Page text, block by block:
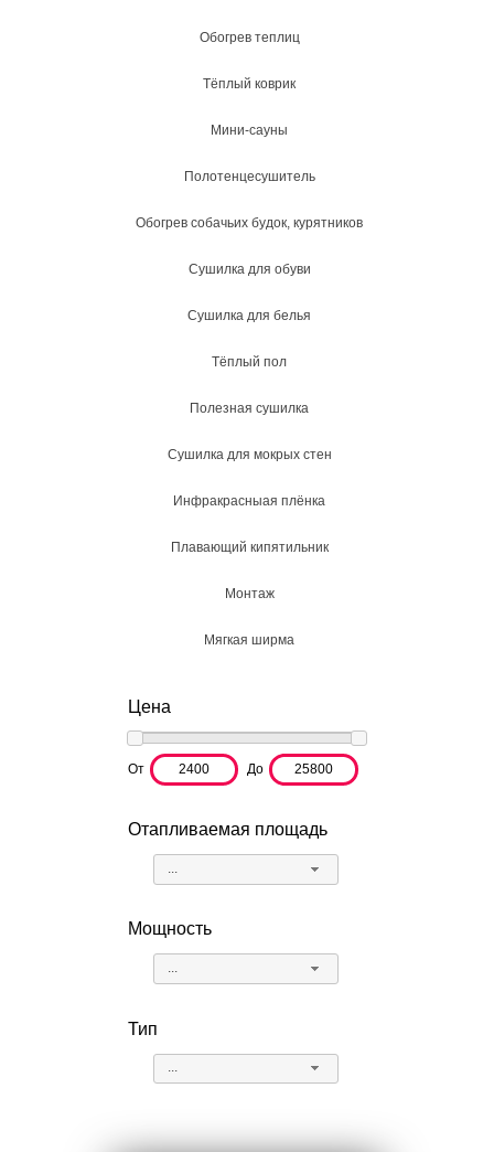
Обогрев теплиц
Тёплый коврик
Мини-сауны
Полотенцесушитель
Обогрев собачьих будок, курятников
Сушилка для обуви
Сушилка для белья
Тёплый пол
Полезная сушилка
Сушилка для мокрых стен
Инфракрасныая плёнка
Плавающий кипятильник
Монтаж
Мягкая ширма
Цена
От До
Отапливаемая площадь
...
Мощность
...
Тип
...